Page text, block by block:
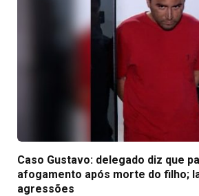
Caso Gustavo: delegado diz que
afogamento após morte do filho;
agressões